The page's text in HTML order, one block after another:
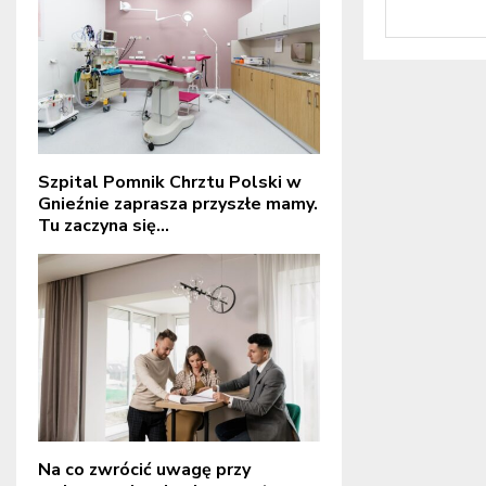
Szpital Pomnik Chrztu Polski w
Gnieźnie zaprasza przyszłe mamy.
Tu zaczyna się...
Na co zwrócić uwagę przy